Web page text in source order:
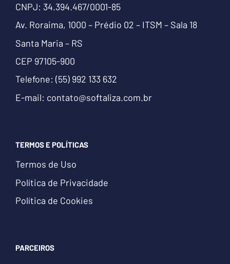
CNPJ: 34.394.467/0001-85
Av. Roraima, 1000 – Prédio 02 – ITSM – Sala 18
Santa Maria – RS
CEP 97105-900
Telefone: (55) 992 133 632
E-mail: contato@softaliza.com.br
TERMOS E POLÍTICAS
Termos de Uso
Política de Privacidade
Política de Cookies
PARCEIROS